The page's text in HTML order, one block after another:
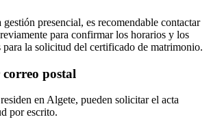
presencial, es recomendable contactar
para confirmar los horarios y los
para la solicitud del certificado de matrimonio.
postal
enAlgete, pueden solicitar el acta
por escrito.